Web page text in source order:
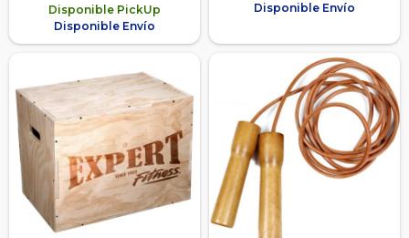
Disponible PickUp
Disponible Envío
Disponible Envío